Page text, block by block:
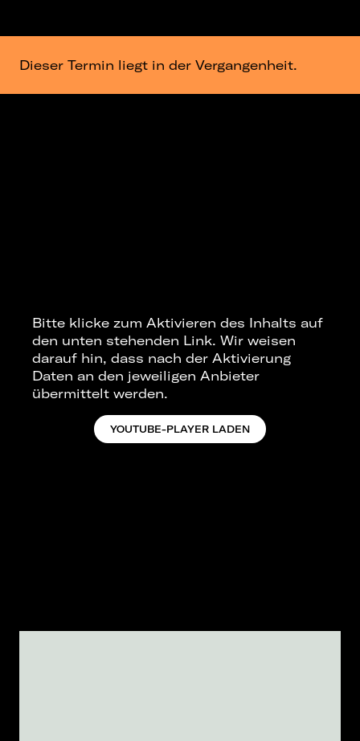
Dieser Termin liegt in der Vergangenheit.
Bitte klicke zum Aktivieren des Inhalts auf
den unten stehenden Link. Wir weisen
darauf hin, dass nach der Aktivierung
Daten an den jeweiligen Anbieter
übermittelt werden.
YOUTUBE-PLAYER LADEN